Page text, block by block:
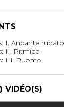
I. Andante rubato
II. Ritmico
III. Rubato
VIDÉO(S)